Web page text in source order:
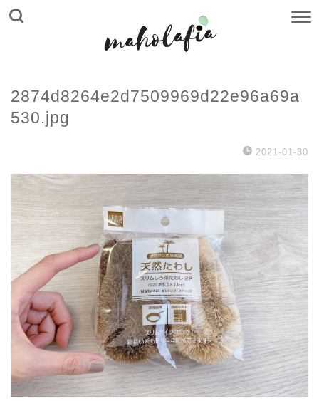
2874d8264e2d7509969d22e96a69a
530.jpg
2021-01-30